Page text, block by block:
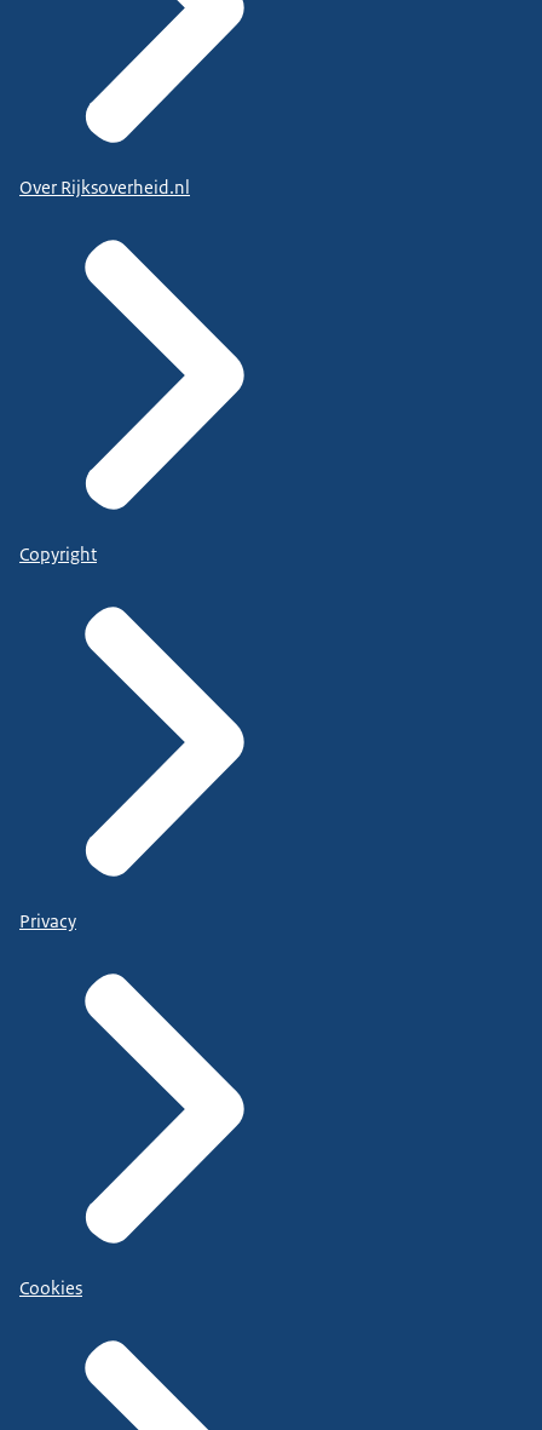
Over Rijksoverheid.nl
Copyright
Privacy
Cookies